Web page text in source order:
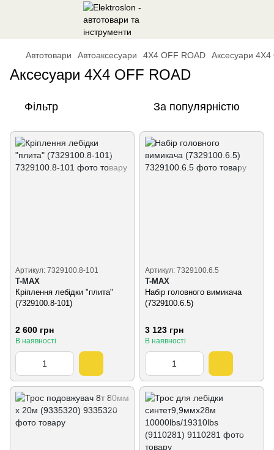
Автотовари Автоаксесуари 4Х4 OFF ROAD Аксесуари 4Х4
Аксесуари 4Х4 OFF ROAD
Фільтр За популярністю
Артикул: 7329100.8-101
T-MAX
Кріплення лебідки "плита"
(7329100.8-101)
2 600 грн
В наявності
Артикул: 7329100.6.5
T-MAX
Набір головного вимикача
(7329100.6.5)
3 123 грн
В наявності